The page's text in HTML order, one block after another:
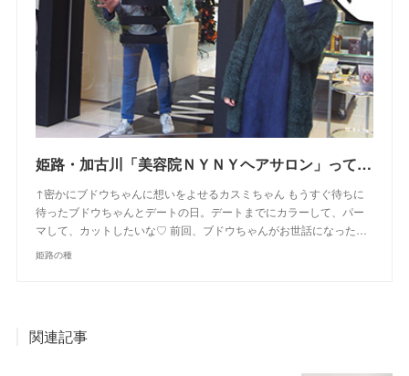
姫路・加古川「美容院ＮＹＮＹヘアサロン」って入りにくい！？実際に４店に行ってきた感想！お得なクーポンゲットしたよ【姫路の種宣伝部】
↑密かにブドウちゃんに想いをよせるカスミちゃん もうすぐ待ちに
待ったブドウちゃんとデートの日。デートまでにカラーして、パー
マして、カットしたいな♡ 前回、ブドウちゃんがお世話になった…
姫路の種
関連記事